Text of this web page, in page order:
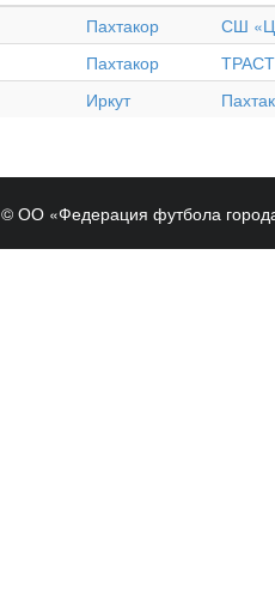
Пахтакор СШ
Пахтакор
Иркут
© ОО «Федерация футбола